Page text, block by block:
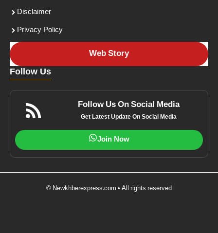
Disclaimer
Privacy Policy
Web Story
Follow Us
Follow Us On Social Media
Get Latest Update On Social Media
Join Now
© Newkhberexpress.com • All rights reserved